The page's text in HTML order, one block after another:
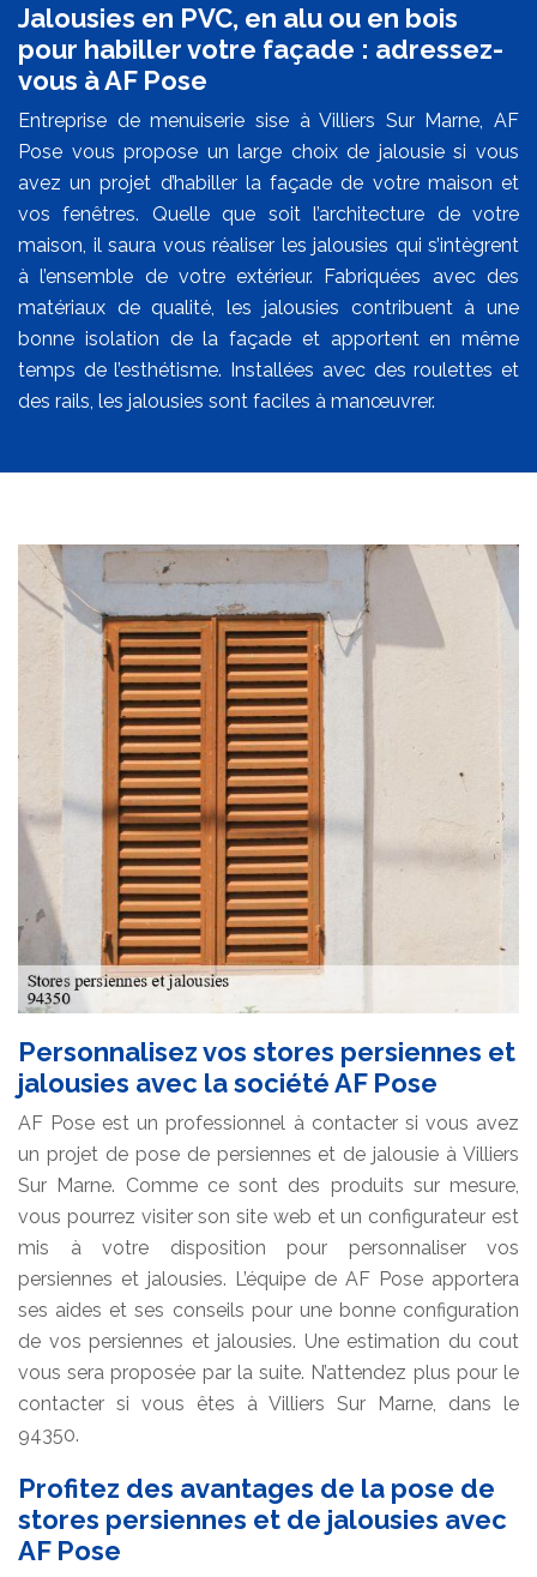
Jalousies en PVC, en alu ou en bois
pour habiller votre façade : adressez-
vous à AF Pose
Entreprise de menuiserie sise à Villiers Sur Marne, AF
Pose vous propose un large choix de jalousie si vous
avez un projet d’habiller la façade de votre maison et
vos fenêtres. Quelle que soit l’architecture de votre
maison, il saura vous réaliser les jalousies qui s’intègrent
à l’ensemble de votre extérieur. Fabriquées avec des
matériaux de qualité, les jalousies contribuent à une
bonne isolation de la façade et apportent en même
temps de l’esthétisme. Installées avec des roulettes et
des rails, les jalousies sont faciles à manœuvrer.
Personnalisez vos stores persiennes et
jalousies avec la société AF Pose
AF Pose est un professionnel à contacter si vous avez
un projet de pose de persiennes et de jalousie à Villiers
Sur Marne. Comme ce sont des produits sur mesure,
vous pourrez visiter son site web et un configurateur est
mis à votre disposition pour personnaliser vos
persiennes et jalousies. L’équipe de AF Pose apportera
ses aides et ses conseils pour une bonne configuration
de vos persiennes et jalousies. Une estimation du cout
vous sera proposée par la suite. N’attendez plus pour le
contacter si vous êtes à Villiers Sur Marne, dans le
94350.
Profitez des avantages de la pose de
stores persiennes et de jalousies avec
AF Pose